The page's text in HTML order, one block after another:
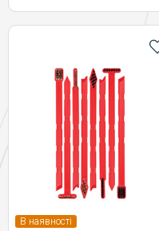
В наявності